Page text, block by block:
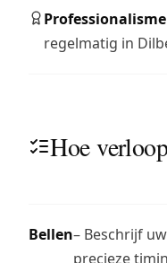
Professionalisme
regelmatig in
Hoe
Bellen– Beschrijf
precieze